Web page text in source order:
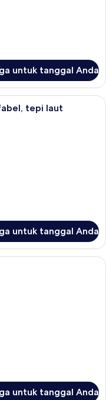
untuk tanggal Anda
tepi laut
untuk tanggal Anda
premium, bantalan ekstra
untuk tanggal Anda